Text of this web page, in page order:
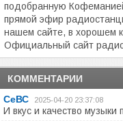
подобранную
прямой эфир
нашем сайте, в хорошем
Официальный сайт
КОММЕНТАРИИ
СеВС
2025-04-20 23:37:08
И вкус и качество музыки